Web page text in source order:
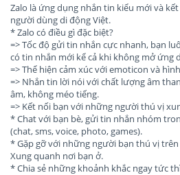
Zalo là ứng dụng nhắn tin kiểu mới và
người dùng di động Việt.
* Zalo có điều gì đặc biệt?
=> Tốc độ gửi tin nhắn cực nhanh, bạn
có tin nhắn mới kể cả khi không mở ứng
=> Thể hiện cảm xúc với emoticon và
=> Nhắn tin lời nói với chất lượng âm
âm, không méo tiếng.
=> Kết nối bạn với những người thú vị
* Chat với bạn bè, gửi tin nhắn nhóm
(chat, sms, voice, photo, games).
* Gặp gỡ với những người bạn thú vị
Xung quanh nơi bạn ở.
* Chia sẻ những khoảnh khắc ngay tức